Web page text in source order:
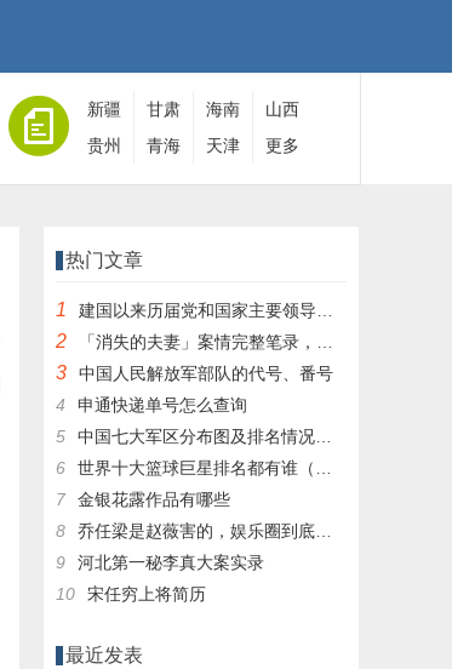
新疆 甘肃 海南
山西
贵州
青海 天津 更多
热门文章
1 建国以来历届党和国家主要领导人全名单
2 「消失的夫妻」案情完整笔录，凶手灭绝人性！|杀人狂魔004
3
中国人民解放军部队的代号、番号
4
申通快递单号怎么查询
5
中国七大军区分布图及排名情况详细解读！
6
世界十大篮球巨星排名都有谁（篮球排行榜前十名）
7
金银花露作品有哪些
8
乔任梁是赵薇害的，娱乐圈到底有多乱，昔日往事一件一件都被扒出，你是怎么
9
河北第一秘李真大案实录
10
宋任穷上将简历
最近发表